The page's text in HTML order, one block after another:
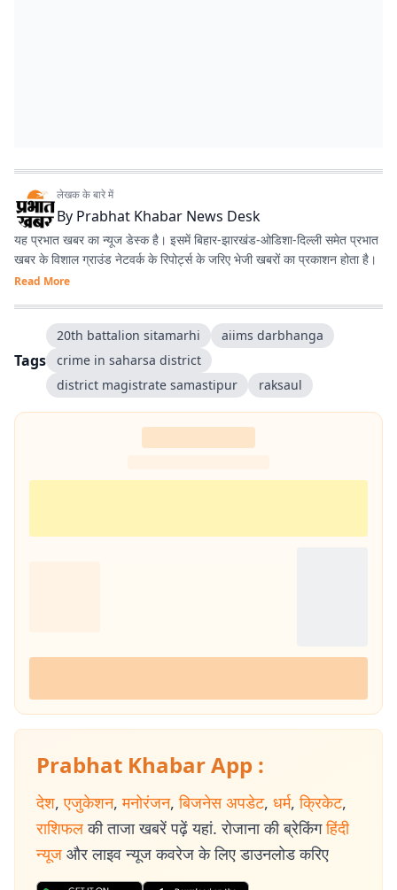
लेखक के बारे में
By Prabhat Khabar News Desk
यह प्रभात खबर का न्यूज डेस्क है। इसमें बिहार-झारखंड-ओडिशा-दिल्‍ली समेत प्रभात
खबर के विशाल ग्राउंड नेटवर्क के रिपोर्ट्स के जरिए भेजी खबरों का प्रकाशन होता है।
Read More
Tags
20th battalion sitamarhi
aiims darbhanga
crime in saharsa district
district magistrate samastipur
raksaul
Prabhat Khabar App :
देश, एजुकेशन, मनोरंजन, बिजनेस अपडेट, धर्म, क्रिकेट,
राशिफल की ताजा खबरें पढ़ें यहां. रोजाना की ब्रेकिंग हिंदी
न्यूज और लाइव न्यूज कवरेज के लिए डाउनलोड करिए